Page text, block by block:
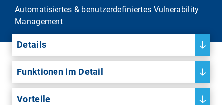
Automatisiertes & benutzerdefiniertes Vulnerability
Management
Details
Funktionen im Detail
Vorteile